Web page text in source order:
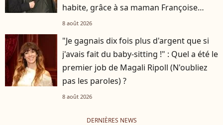
habite, grâce à sa maman Françoise
Hardy
8 août 2026
"Je gagnais dix fois plus d'argent que si
j'avais fait du baby-sitting !" : Quel a été le
premier job de Magali Ripoll (N'oubliez
pas les paroles) ?
8 août 2026
DERNIÈRES NEWS